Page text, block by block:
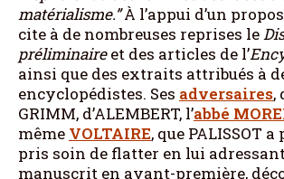
matérialisme.”À l’appui d’un
cite à de nombreuses reprises le
préliminaireet des articles de l’
ainsi que des extraits attribués à
encyclopédistes. Ses adversaires,
GRIMM, d’ALEMBERT, l’abbé
même VOLTAIRE, que PALISSOT
pris soin de flatter en lui
manuscrit en avant-première,